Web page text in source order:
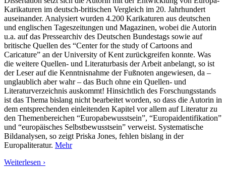
Karikaturen im deutsch-britischen Vergleich im 20. Jahrhundert
auseinander. Analysiert wurden 4.200 Karikaturen aus deutschen
und englischen Tageszeitungen und Magazinen, wobei die Autorin
u.a. auf das Pressearchiv des Deutschen Bundestags sowie auf
britische Quellen des “Center for the study of Cartoons and
Caricature” an der University of Kent zurückgreifen konnte. Was
die weitere Quellen- und Literaturbasis der Arbeit anbelangt, so ist
der Leser auf die Kenntnisnahme der Fußnoten angewiesen, da –
unglaublich aber wahr – das Buch ohne ein Quellen- und
Literaturverzeichnis auskommt! Hinsichtlich des Forschungsstands
ist das Thema bislang nicht bearbeitet worden, so dass die Autorin in
dem entsprechenden einleitenden Kapitel vor allem auf Literatur zu
den Themenbereichen “Europabewusstsein”, “Europaidentifikation”
und “europäisches Selbstbewusstsein” verweist. Systematische
Bildanalysen, so zeigt Priska Jones, fehlen bislang in der
Europaliteratur. Mehr
Weiterlesen ›